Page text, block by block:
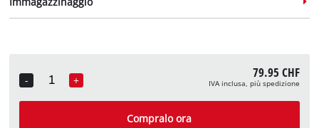
No articolo: 4540021
-
Quantity
+ 79.95 CHF
IVA inclusa, più spedizione
Compralo ora